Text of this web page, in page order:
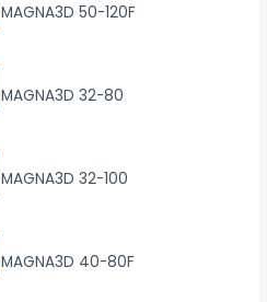
MAGNA3D 50-120F
MAGNA3D 32-80
MAGNA3D 32-100
MAGNA3D 40-80F